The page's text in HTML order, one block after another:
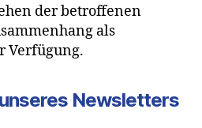
der betroffenen
als
Verfügung.
Newsletters